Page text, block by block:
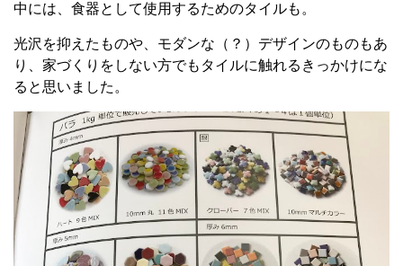
中には、食器として使用するためのタイルも。
光沢を抑えたものや、モダンな（？）デザインのものもあ
り、家づくりをしない方でもタイルに触れるきっかけにな
ると思いました。